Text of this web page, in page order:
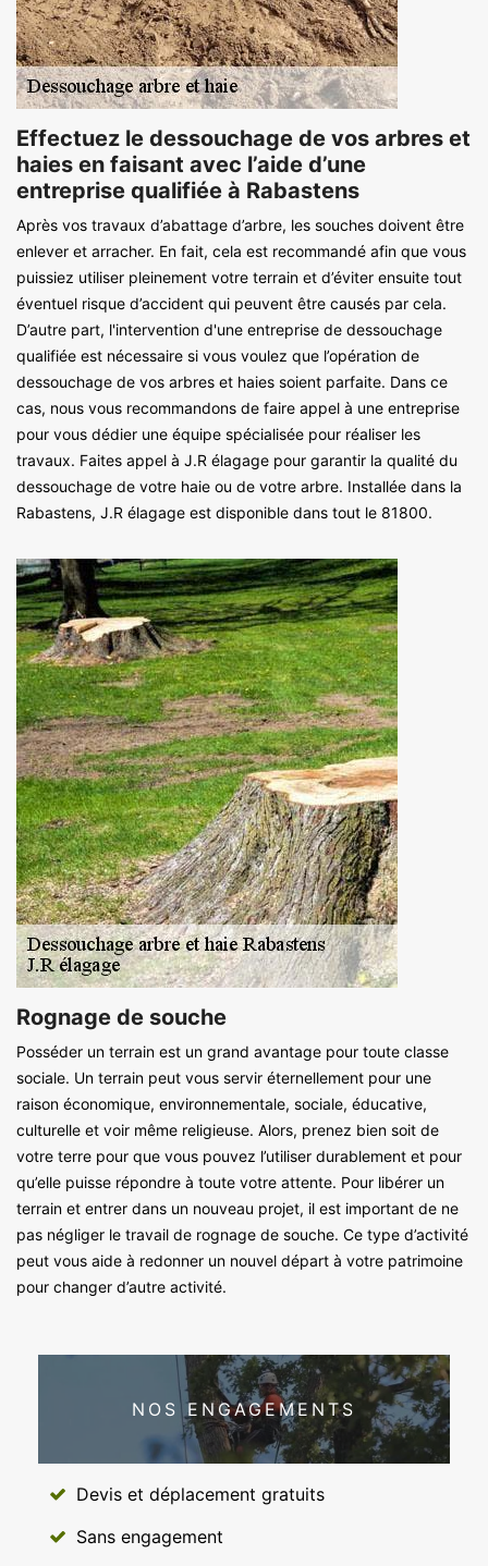
Effectuez le dessouchage de vos arbres et
haies en faisant avec l’aide d’une
entreprise qualifiée à Rabastens
Après vos travaux d’abattage d’arbre, les souches doivent être
enlever et arracher. En fait, cela est recommandé afin que vous
puissiez utiliser pleinement votre terrain et d’éviter ensuite tout
éventuel risque d’accident qui peuvent être causés par cela.
D’autre part, l'intervention d'une entreprise de dessouchage
qualifiée est nécessaire si vous voulez que l’opération de
dessouchage de vos arbres et haies soient parfaite. Dans ce
cas, nous vous recommandons de faire appel à une entreprise
pour vous dédier une équipe spécialisée pour réaliser les
travaux. Faites appel à J.R élagage pour garantir la qualité du
dessouchage de votre haie ou de votre arbre. Installée dans la
Rabastens, J.R élagage est disponible dans tout le 81800.
Rognage de souche
Posséder un terrain est un grand avantage pour toute classe
sociale. Un terrain peut vous servir éternellement pour une
raison économique, environnementale, sociale, éducative,
culturelle et voir même religieuse. Alors, prenez bien soit de
votre terre pour que vous pouvez l’utiliser durablement et pour
qu’elle puisse répondre à toute votre attente. Pour libérer un
terrain et entrer dans un nouveau projet, il est important de ne
pas négliger le travail de rognage de souche. Ce type d’activité
peut vous aide à redonner un nouvel départ à votre patrimoine
pour changer d’autre activité.
NOS ENGAGEMENTS
Devis et déplacement gratuits
Sans engagement